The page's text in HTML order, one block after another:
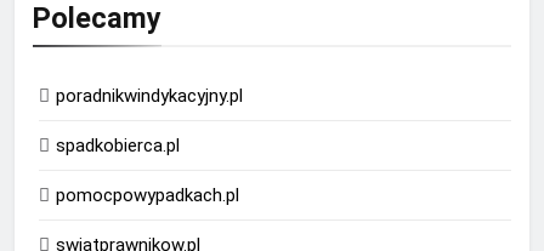
Polecamy
poradnikwindykacyjny.pl
spadkobierca.pl
pomocpowypadkach.pl
swiatprawnikow.pl